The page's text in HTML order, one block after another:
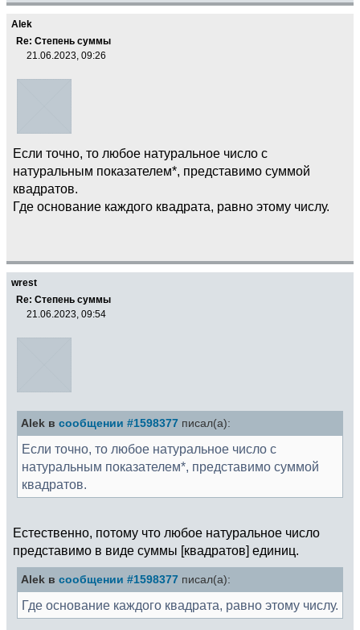
Alek
Re: Степень суммы
21.06.2023, 09:26
Если точно, то любое натуральное число с
натуральным показателем*, представимо суммой
квадратов.
Где основание каждого квадрата, равно этому числу.
wrest
Re: Степень суммы
21.06.2023, 09:54
Alek в сообщении #1598377 писал(а):
Если точно, то любое натуральное число с
натуральным показателем*, представимо суммой
квадратов.
Естественно, потому что любое натуральное число
представимо в виде суммы [квадратов] единиц.
Alek в сообщении #1598377 писал(а):
Где основание каждого квадрата, равно этому числу.